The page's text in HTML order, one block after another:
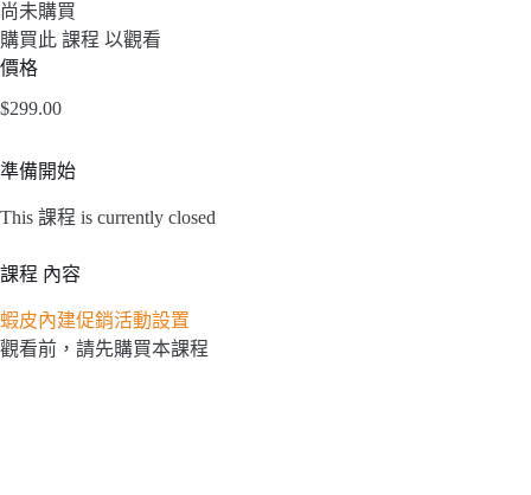
尚未購買
購買此 課程 以觀看
價格
$299.00
準備開始
This 課程 is currently closed
課程 內容
蝦皮內建促銷活動設置
觀看前，請先購買本課程